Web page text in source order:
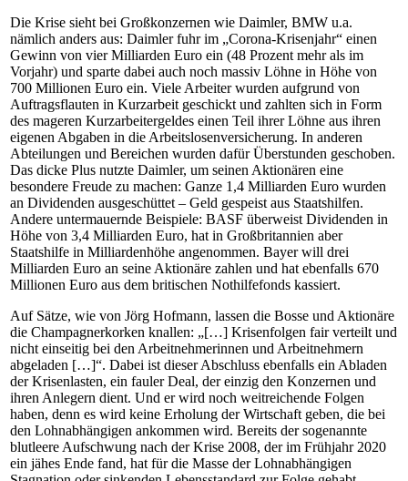
Die Krise sieht bei Großkonzernen wie Daimler, BMW u.a.
nämlich anders aus: Daimler fuhr im „Corona-Krisenjahr“ einen
Gewinn von vier Milliarden Euro ein (48 Prozent mehr als im
Vorjahr) und sparte dabei auch noch massiv Löhne in Höhe von
700 Millionen Euro ein. Viele Arbeiter wurden aufgrund von
Auftragsflauten in Kurzarbeit geschickt und zahlten sich in Form
des mageren Kurzarbeitergeldes einen Teil ihrer Löhne aus ihren
eigenen Abgaben in die Arbeitslosenversicherung. In anderen
Abteilungen und Bereichen wurden dafür Überstunden geschoben.
Das dicke Plus nutzte Daimler, um seinen Aktionären eine
besondere Freude zu machen: Ganze 1,4 Milliarden Euro wurden
an Dividenden ausgeschüttet – Geld gespeist aus Staatshilfen.
Andere untermauernde Beispiele: BASF überweist Dividenden in
Höhe von 3,4 Milliarden Euro, hat in Großbritannien aber
Staatshilfe in Milliardenhöhe angenommen. Bayer will drei
Milliarden Euro an seine Aktionäre zahlen und hat ebenfalls 670
Millionen Euro aus dem britischen Nothilfefonds kassiert.
Auf Sätze, wie von Jörg Hofmann, lassen die Bosse und Aktionäre
die Champagnerkorken knallen: „[…] Krisenfolgen fair verteilt und
nicht einseitig bei den Arbeitnehmerinnen und Arbeitnehmern
abgeladen […]“. Dabei ist dieser Abschluss ebenfalls ein Abladen
der Krisenlasten, ein fauler Deal, der einzig den Konzernen und
ihren Anlegern dient. Und er wird noch weitreichende Folgen
haben, denn es wird keine Erholung der Wirtschaft geben, die bei
den Lohnabhängigen ankommen wird. Bereits der sogenannte
blutleere Aufschwung nach der Krise 2008, der im Frühjahr 2020
ein jähes Ende fand, hat für die Masse der Lohnabhängigen